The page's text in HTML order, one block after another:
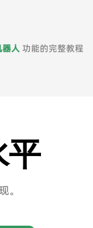
人功能的完整教程
平
。